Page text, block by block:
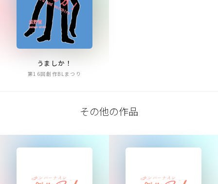
うましか！
第16回創作BLまつり
その他の作品